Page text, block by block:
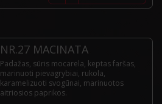
Giovanni
NR.27 MACINATA
Padažas, sūris mocarela, keptas faršas,
marinuoti pievagrybiai, rukola,
karamelizuoti svogūnai, marinuotos
aitriosios paprikos.